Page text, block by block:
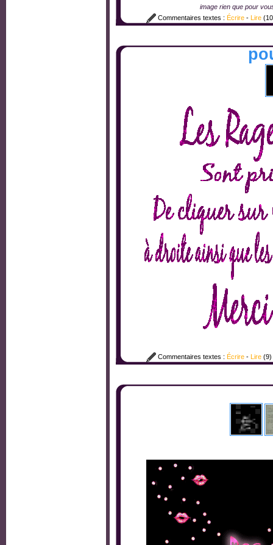
image rien que pour
Commentaires textes : Écrire - Lire
Commentaires textes : Écrire - Lire (9)